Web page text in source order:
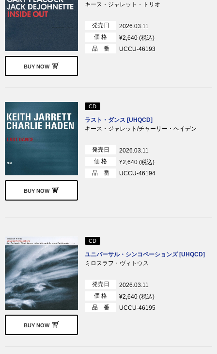
BUY NOW
キース・ジャレット・トリオ
発売日
2026.03.11
価 格
¥2,640 (税込)
品 番
UCCU-46193
BUY NOW
CD
ラスト・ダンス [UHQCD]
キース・ジャレット/チャーリー・ヘイデン
発売日
2026.03.11
価 格
¥2,640 (税込)
品 番
UCCU-46194
BUY NOW
CD
ユニバーサル・シンコペーションズ [UHQCD]
ミロスラフ・ヴィトウス
発売日
2026.03.11
価 格
¥2,640 (税込)
品 番
UCCU-46195